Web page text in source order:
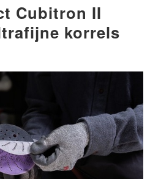
Cubitron II
korrels